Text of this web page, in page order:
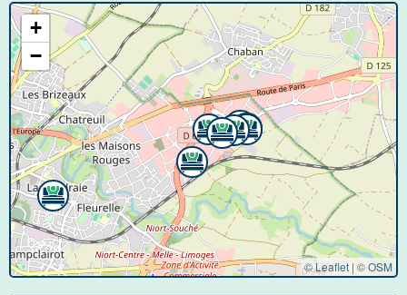
+
−
© Leaflet |©OSM